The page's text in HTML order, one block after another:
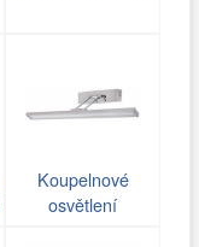
Koupelnové
osvětlení